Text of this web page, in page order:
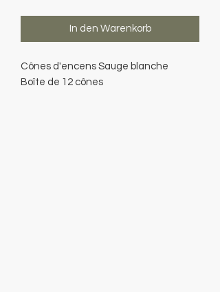
In den Warenkorb
Cônes d'encens Sauge blanche
Boîte de 12 cônes